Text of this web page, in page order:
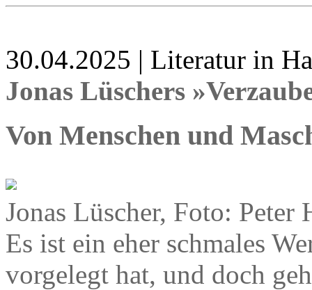
30.04.2025 | Literatur in
Jonas Lüschers
Von Menschen und
Jonas Lüscher, Foto: Peter
Es ist ein eher schmales
vorgelegt hat, und doch